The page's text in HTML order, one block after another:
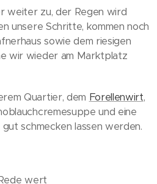
weiter zu, der Regen wird
unsere Schritte, kommen noch
sowie dem riesigen
wir wieder am Marktplatz
Quartier, dem Forellenwirt,
und eine
schmecken lassen werden.
wert